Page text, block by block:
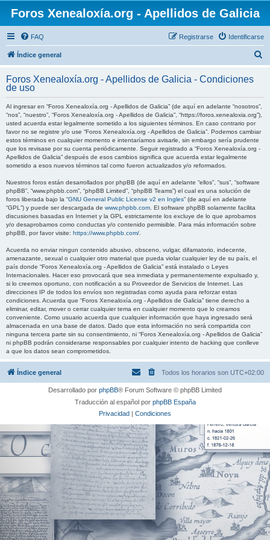
Foros Xenealoxía.org - Apellidos de Galicia
FAQ Identificarse
Registrarse
Índice general
c
Foros Xenealoxía.org - Apellidos de Galicia - Condiciones
de uso
Al ingresar en “Foros Xenealoxía.org - Apellidos de Galicia” (de aquí en adelante “nosotros”,
“nos”, “nuestro”, “Foros Xenealoxía.org - Apellidos de Galicia”, “https://foros.xenealoxia.org”),
usted acuerda estar legalmente sometido a los siguientes términos. En caso contrario por
favor no se registre y/o use “Foros Xenealoxía.org - Apellidos de Galicia”. Podemos cambiar
estos términos en cualquier momento e intentaríamos avisarle, sin embargo sería prudente
que los revisase por su cuenta periódicamente. Seguir registrado a “Foros Xenealoxía.org -
Apellidos de Galicia” después de esos cambios significa que acuerda estar legalmente
sometido a esos nuevos términos tal como fueron actualizados y/o reformados.
Nuestros foros están desarrollados por phpBB (de aquí en adelante “ellos”, “sus”, “software
phpBB”, “www.phpbb.com”, “phpBB Limited”, “phpBB Teams”) el cual es una solución de
foros liberada bajo la “GNU General Public License v2 en Ingles” (de aquí en adelante
“GPL”) y puede ser descargada de www.phpbb.com . El software phpBB solamente facilita
discusiones basadas en Internet y la GPL estrictamente los excluye de lo que aprobamos
y/o desaprobamos como conductas y/o contenido permisible. Para más información sobre
phpBB, por favor visite: https://www.phpbb.com/
Acuerda no enviar ningun contenido abusivo, obsceno, vulgar, difamatorio, indecente,
amenazante, sexual o cualquier otro material que pueda violar cualquier ley de su país, el
país donde “Foros Xenealoxía.org - Apellidos de Galicia” está instalado o Leyes
Internacionales. Hacer eso provocará que sea inmediata y permanentemente expulsado y,
si lo creemos oportuno, con notificación a su Proveedor de Servicios de Internet. Las
direcciones IP de todos los envíos son registradas como ayuda para reforzar estas
condiciones. Acuerda que “Foros Xenealoxía.org - Apellidos de Galicia” tiene derecho a
eliminar, editar, mover o cerrar cualquier tema en cualquier momento que lo creamos
conveniente. Como usuario acuerda que cualquier información que haya ingresado será
almacenada en una base de datos. Dado que esta información no será compartida con
ninguna tercera parte sin su consentimiento, ni “Foros Xenealoxía.org - Apellidos de Galicia”
ni phpBB podrán considerarse responsables por cualquier intento de hacking que conlleve
a que los datos sean comprometidos.
Índice general Todos los horarios son UTC+02:00
Desarrollado por phpBB® Forum Software © phpBB Limited
Traducción al español por phpBB España
Privacidad | Condiciones